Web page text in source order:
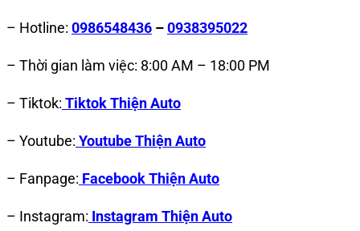
– Hotline: 0986548436 –0938395022
– Thời gian làm việc: 8:00 AM – 18:00 PM
– Tiktok: Tiktok Thiện Auto
– Youtube: Youtube Thiện Auto
– Fanpage: Facebook Thiện Auto
– Instagram: Instagram Thiện Auto